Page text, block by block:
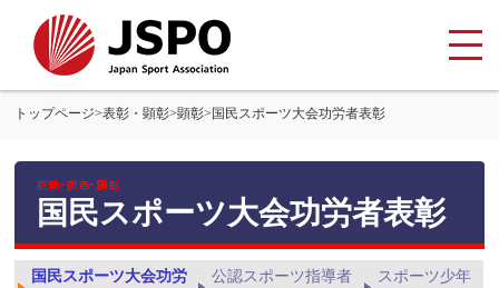
トップページ>表彰・顕彰>顕彰> 国民スポーツ大会功労者表彰
国民スポーツ大会功労者表彰
国民スポーツ大会功労
公認スポーツ指導者
スポーツ少年